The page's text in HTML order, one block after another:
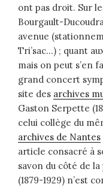
ont pas droit. Sur
Bourgault-
avenue
Tri’sac…) ; quant
mais on peut s’en
grand concert
site des archives
Gaston Serpette
celui collège du
archives de Nantes
article consacré à
savon du côté de
(1879-1929) n’est